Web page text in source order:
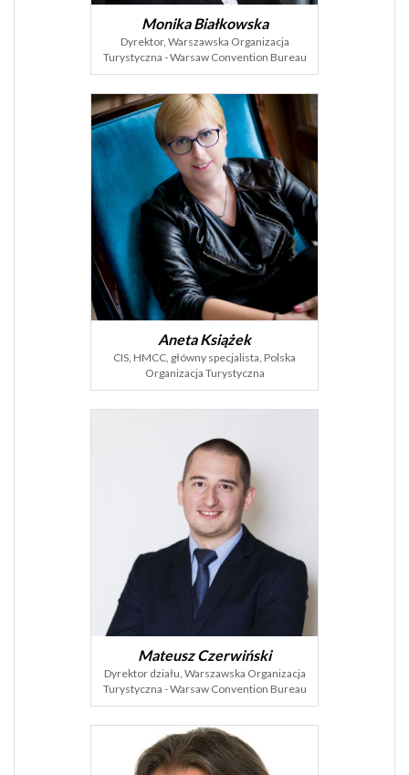
Monika Białkowska
Dyrektor, Warszawska Organizacja
Turystyczna - Warsaw Convention Bureau
Aneta Książek
CIS, HMCC, główny specjalista, Polska
Organizacja Turystyczna
Mateusz Czerwiński
Dyrektor działu, Warszawska Organizacja
Turystyczna - Warsaw Convention Bureau